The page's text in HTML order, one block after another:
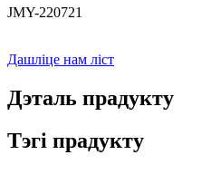
JMY-220721
Дашліце нам ліст
Дэталь прадукту
Тэгі прадукту